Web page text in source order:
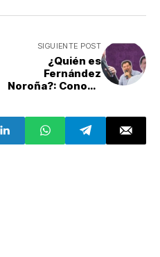
SIGUIENTE POST
¿Quién es
Fernández
Noroña?: Conoce
Sheinbaum en su
campaña